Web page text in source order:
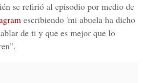
se refirió al episodio por medio de
escribiendo 'mi abuela ha dicho
de ti y que es mejor que lo